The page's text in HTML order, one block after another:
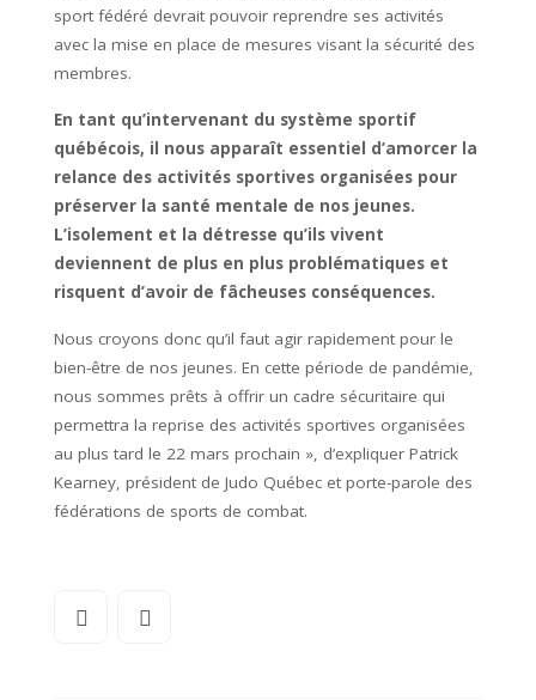
sport fédéré devrait pouvoir reprendre ses activités
avec la mise en place de mesures visant la sécurité des
membres.
En tant qu’intervenant du système sportif
québécois, il nous apparaît essentiel d’amorcer la
relance des activités sportives organisées pour
préserver la santé mentale de nos jeunes.
L’isolement et la détresse qu’ils vivent
deviennent de plus en plus problématiques et
risquent d’avoir de fâcheuses conséquences.
Nous croyons donc qu’il faut agir rapidement pour le
bien-être de nos jeunes. En cette période de pandémie,
nous sommes prêts à offrir un cadre sécuritaire qui
permettra la reprise des activités sportives organisées
au plus tard le 22 mars prochain », d’expliquer Patrick
Kearney, président de Judo Québec et porte-parole des
fédérations de sports de combat.